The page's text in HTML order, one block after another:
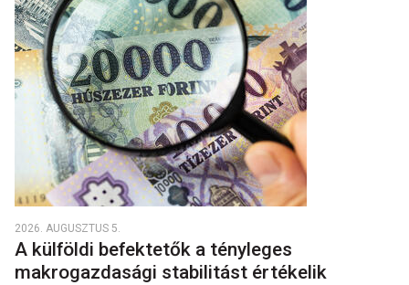
2026. AUGUSZTUS 5.
A külföldi befektetők a tényleges
makrogazdasági stabilitást értékelik